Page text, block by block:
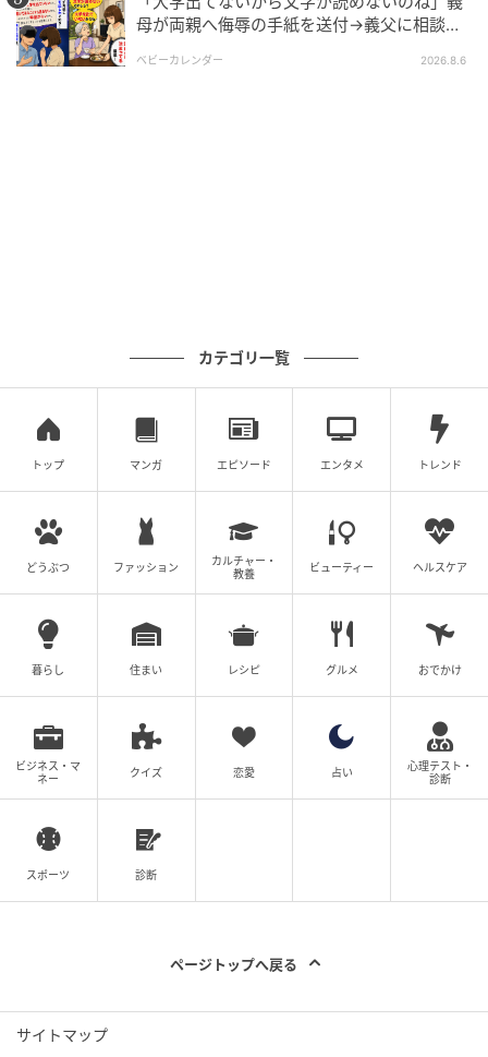
ベビーカレンダー
母が両親へ侮辱の手紙を送付→義父に相談
ベビーカレンダー 2026.8.6
カテゴリ一覧
トップ マンガ エピソード エンタメ トレンド
どうぶつ ファッション
カルチャー・
教養
ビューティー ヘルスケア
暮らし 住まい レシピ グルメ おでかけ
ビジネス・マ
ネー
クイズ 恋愛 占い
心理テスト・
診断
スポーツ 診断
ページトップへ戻る
サイトマップ